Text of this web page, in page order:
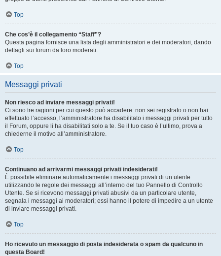
Top
Che cos’è il collegamento “Staff”?
Questa pagina fornisce una lista degli amministratori e dei moderatori, dando
dettagli sui forum da loro moderati.
Top
Messaggi privati
Non riesco ad inviare messaggi privati!
Ci sono tre ragioni per cui questo può accadere: non sei registrato o non hai
effettuato l’accesso, l’amministratore ha disabilitato i messaggi privati per tutto
il Forum, oppure li ha disabilitati solo a te. Se il tuo caso è l’ultimo, prova a
chiederne il motivo all’amministratore.
Top
Continuano ad arrivarmi messaggi privati indesiderati!
È possibile eliminare automaticamente i messaggi privati ​​di un utente
utilizzando le regole dei messaggi all’interno del tuo Pannello di Controllo
Utente. Se si ricevono messaggi privati ​​abusivi da un particolare utente,
segnala i messaggi ai moderatori; essi hanno il potere di impedire a un utente
di inviare messaggi privati​​.
Top
Ho ricevuto un messaggio di posta indesiderata o spam da qualcuno in
questa Board!